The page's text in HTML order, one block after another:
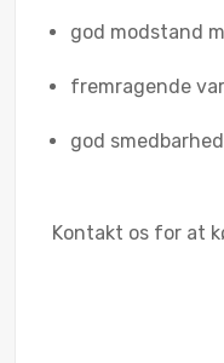
god modstand
fremragende
god
Kontakt os for at